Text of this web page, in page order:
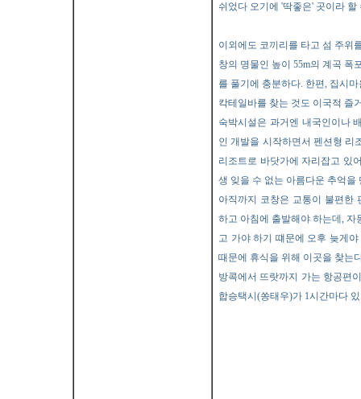
쉬었다 오기에 '딱좋은' 곳이라 할
이외에도 코끼리를 타고 섬 주위
창의 명물인 높이 55m의 계곡 폭
를 풀기에 충분하다. 한편, 집시
칵테일바를 찾는 것도 이국적 즐
숙박시설은 과거엔 내국인이나
인 개발을 시작하면서 펜션형 리
리조트로 바닷가에 자리잡고 있
생 잊을 수 없는 아름다운 추억을
아직까지 코창은 교통이 불편한
하고 아침에 출발해야 하는데,
고 가야 하기 떄문에 오후 늦게
때문에 휴식을 위해 이곳을 찾는
방콕에서 뜨랏까지 가는 항공편
합승택시(쏭태우)가 1시간마다